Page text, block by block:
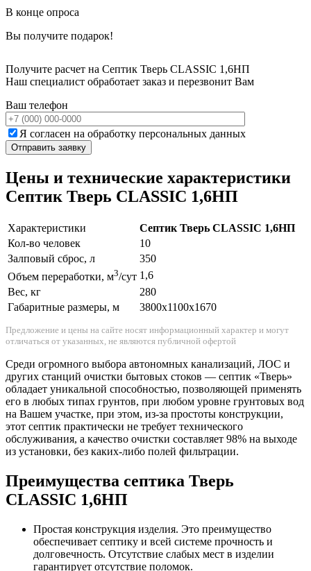
В конце опроса
Вы получите подарок!
Получите расчет на Септик Тверь CLASSIC 1,6НП
Наш специалист обработает заказ и перезвонит Вам
Ваш телефон
Я согласен на обработку персональных данных
Цены и технические характеристики
Септик Тверь CLASSIC 1,6НП
Характеристики
Септик Тверь CLASSIC 1,6НП
Кол-во человек
10
Залповый сброс, л
350
Объем переработки, м3/сут 1,6
Вес, кг
280
Габаритные размеры, м
3800x1100x1670
Предложение и цены на сайте носят информационный характер и могут
отличаться от указанных, не являются публичной офертой
Среди огромного выбора автономных канализаций, ЛОС и
других станций очистки бытовых стоков — септик «Тверь»
обладает уникальной способностью, позволяющей применять
его в любых типах грунтов, при любом уровне грунтовых вод
на Вашем участке, при этом, из-за простоты конструкции,
этот септик практически не требует технического
обслуживания, а качество очистки составляет 98% на выходе
из установки, без каких-либо полей фильтрации.
Преимущества септика Тверь
CLASSIC 1,6НП
Простая конструкция изделия. Это преимущество
обеспечивает септику и всей системе прочность и
долговечность. Отсутствие слабых мест в изделии
гарантирует отсутствие поломок.